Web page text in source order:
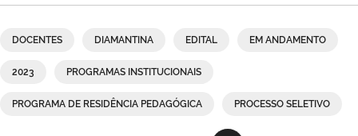
DOCENTES DIAMANTINA EDITAL EM ANDAMENTO
2023 PROGRAMAS INSTITUCIONAIS
PROGRAMA DE RESIDÊNCIA PEDAGÓGICA PROCESSO SELETIVO